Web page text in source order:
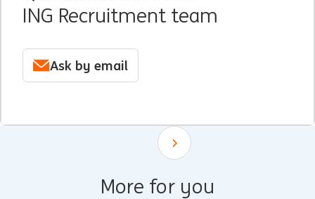
ING Recruitment team
Ask by email
Scroll down
More for you